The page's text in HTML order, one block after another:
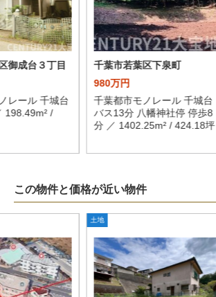
御成台３丁目
レール 千城台
198.49m² /
千葉市若葉区下泉町
980万円
千葉都市モノレール 千城台
バス13分 八幡神社停 停歩8
分 ／ 1402.25m² / 424.18坪
この物件と価格が近い物件
土地